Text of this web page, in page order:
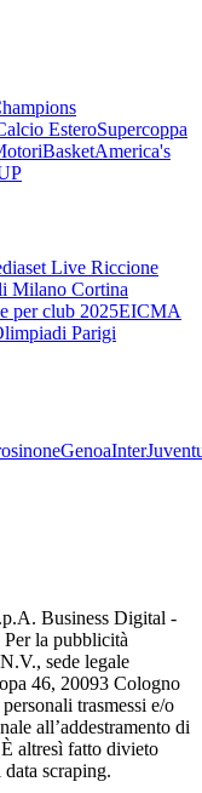
EsteroSupercoppa
BasketAmerica's
Live Riccione
Milano Cortina
per club 2025EICMA
Parigi
GenoaInter
Business Digital -
la pubblicità
sede legale
46, 20093 Cologno
trasmessi e/o
all’addestramento di
altresì fatto divieto
scraping.